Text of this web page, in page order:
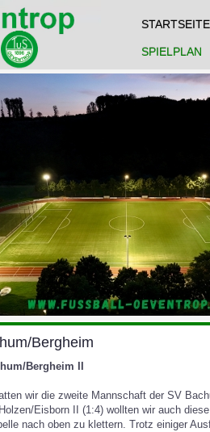
STARTSEITE
SPIELPLAN
Bergheim
Bergheim II
wir die zweite Mannschaft der SV
Eisborn II (1:4) wollten wir auch
nach oben zu klettern. Trotz einiger